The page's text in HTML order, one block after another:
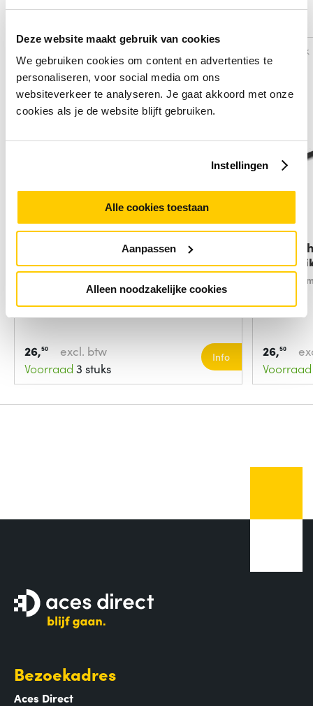
Deze website maakt gebruik van cookies
We gebruiken cookies om content en advertenties te
personaliseren, voor social media om ons
websiteverkeer te analyseren. Je gaat akkoord met onze
cookies als je de website blijft gebruiken.
Instellingen
Alle cookies toestaan
Aanpassen
Alleen noodzakelijke cookies
LogiLink KAB0013 kabelbinder
Zilver
26,50
excl. btw
Voorraad 3 stuks
Info
Vergelijk
26,50
Voorraad
Bezoekadres
Aces Direct